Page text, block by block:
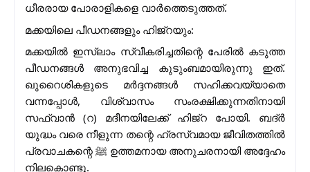
ധീരരായ പോരാളികളെ വാർത്തെടുത്തത്.
മക്കയിലെ പീഡനങ്ങളും ഹിജ്റയും:
മക്കയിൽ ഇസ്‌ലാം സ്വീകരിച്ചതിന്റെ പേരിൽ കടുത്ത
പീഡനങ്ങൾ അനുഭവിച്ച കുടുംബമായിരുന്നു ഇത്.
ഖുറൈശികളുടെ മർദ്ദനങ്ങൾ സഹിക്കവയ്യാതെ
വന്നപ്പോൾ, വിശ്വാസം സംരക്ഷിക്കുന്നതിനായി
സഫ്‌വാൻ (റ) മദീനയിലേക്ക് ഹിജ്റ പോയി. ബദ്ർ
യുദ്ധം വരെ നീളുന്ന തന്റെ ഹ്രസ്വമായ ജീവിതത്തിൽ
പ്രവാചകന്റെ ﷺ ഉത്തമനായ അനുചരനായി അദ്ദേഹം
നിലകൊണ്ടു.